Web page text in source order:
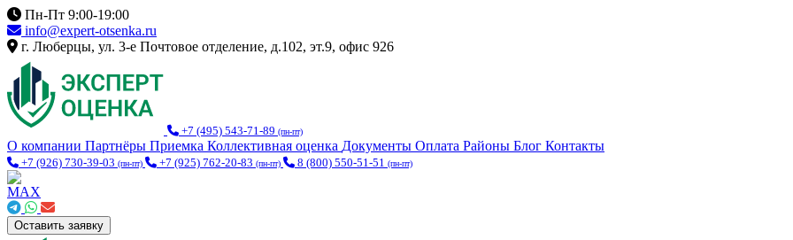
Пн-Пт 9:00-19:00
info@expert-otsenka.ru
г. Люберцы, ул. 3-е Почтовое отделение, д.102, эт.9, офис 926
+7 (495) 543-71-89 (пн-пт)
О компании Партнёры Приемка Коллективная оценка Документы Оплата Районы Блог Контакты
+7 (926) 730-39-03 (пн-пт) +7 (925) 762-20-83 (пн-пт) 8 (800) 550-51-51 (пн-пт)
Оставить заявку